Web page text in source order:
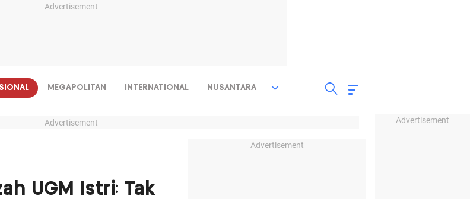
Advertisement
Advertisement
MEGAPOLITAN INTERNATIONAL NUSANTARA
Advertisement
UGM Istri: Tak
Advertisement